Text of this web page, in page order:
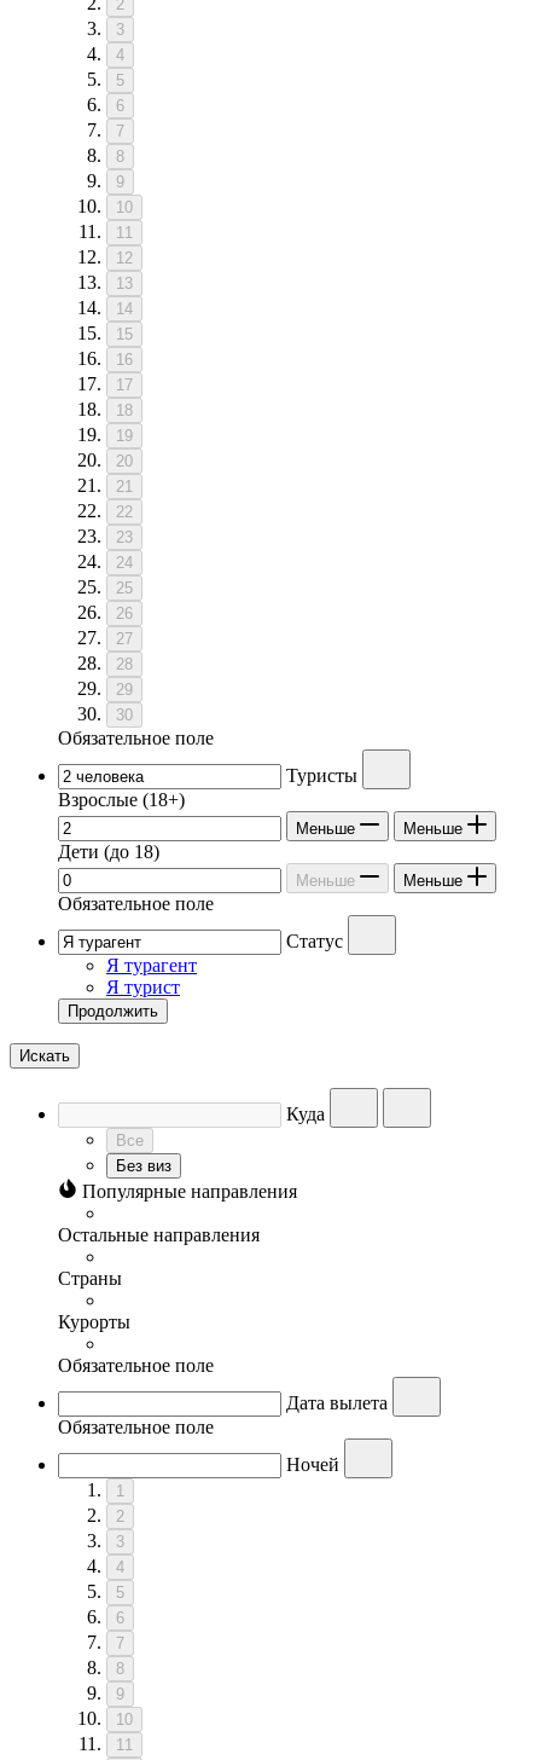
2
3
4
5
6
7
8
9
10
11
12
13
14
15
16
17
18
19
20
21
22
23
24
25
26
27
28
29
30
Обязательное поле
Туристы
Взрослые (18+)
Меньше Меньше
Дети (до 18)
Меньше Меньше
Обязательное поле
Статус
Я турагент
Я турист
Продолжить
Искать
Куда
Все
Без виз
Популярные направления
Остальные направления
Страны
Курорты
Обязательное поле
Дата вылета
Обязательное поле
Ночей
1
2
3
4
5
6
7
8
9
10
11